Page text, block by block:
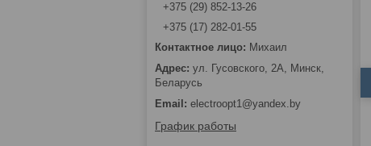
+375 (29) 852-13-26
+375 (17) 282-01-55
Михаил
ул. Гусовского, 2А, Минск,
Беларусь
electroopt1@yandex.by
График работы